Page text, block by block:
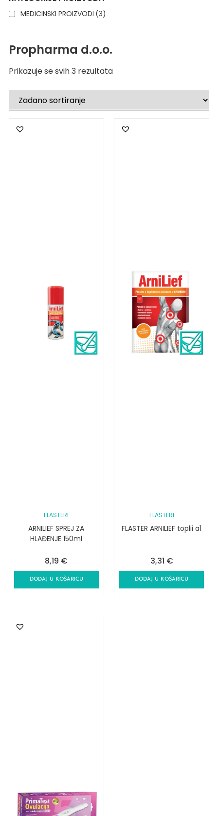
MEDICINSKI PROIZVODI (3)
Propharma d.o.o.
Prikazuje se svih 3 rezultata
FLASTERI
ARNILIEF SPREJ ZA
HLAĐENJE 150ml
8,19 €
DODAJ U KOŠARICU
FLASTERI
FLASTER ARNILIEF toplii a1
3,31 €
DODAJ U KOŠARICU